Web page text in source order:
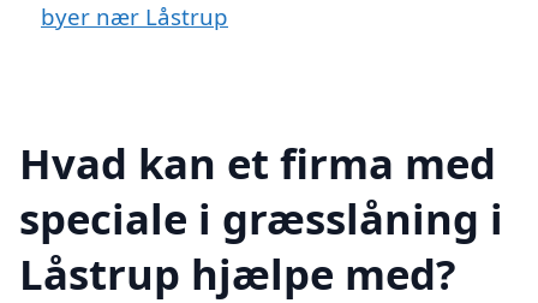
byer nær Låstrup
Hvad kan et firma med
speciale i græsslåning i
Låstrup hjælpe med?